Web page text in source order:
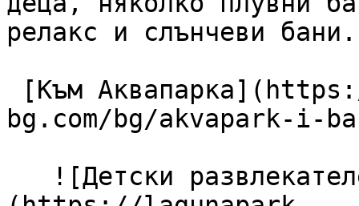
релакс и слънчеви бани.
bg.com/bg/akvapark-i-